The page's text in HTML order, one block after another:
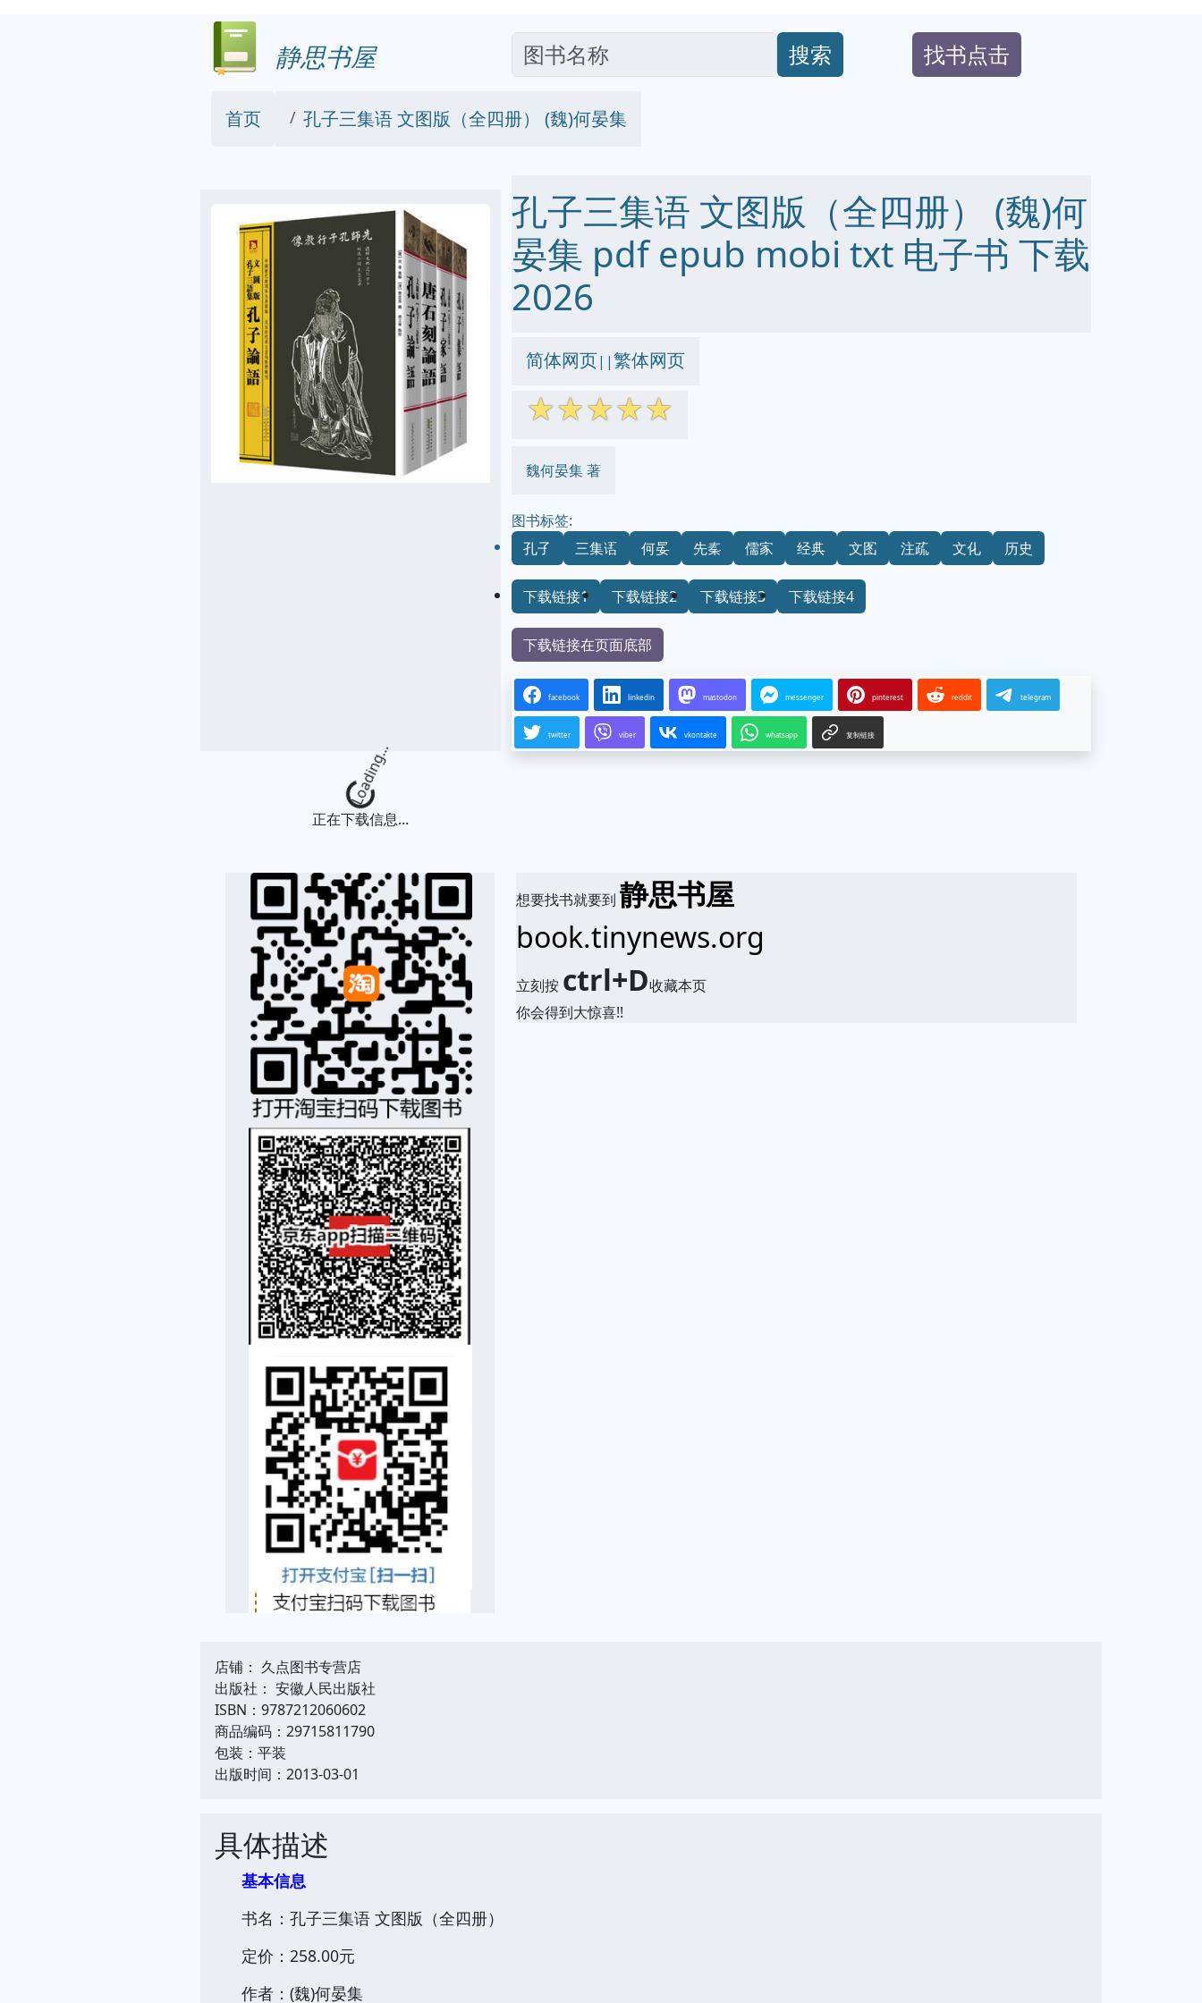
静思书屋 搜索 找书点击
首页 孔子三集语 文图版（全四册） (魏)何晏集
孔子三集语 文图版（全四册） (魏)何
晏集 pdf epub mobi txt 电子书 下载
2026
简体网页||繁体网页
☆☆☆☆☆
魏何晏集 著
图书标签:
孔子
三集语 何晏 先秦 儒家 经典 文图 注疏 文化 历史
下载链接1 下载链接2 下载链接3 下载链接4
下载链接在页面底部
facebook linkedin mastodon messenger pinterest reddit telegram
twitter viber vkontakte whatsapp 复制链接
Loading...
正在下载信息...
想要找书就要到静思书屋
book.tinynews.org
立刻按 ctrl+D收藏本页
你会得到大惊喜!!
店铺： 久点图书专营店
出版社： 安徽人民出版社
ISBN：9787212060602
商品编码：29715811790
包装：平装
出版时间：2013-03-01
具体描述
基本信息
书名：孔子三集语 文图版（全四册）
定价：258.00元
作者：(魏)何晏集